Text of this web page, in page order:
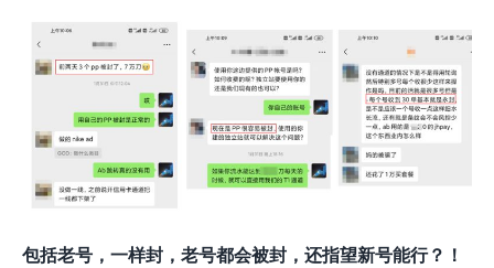
包括老号，一样封，老号都会被封，还指望新号能行？！